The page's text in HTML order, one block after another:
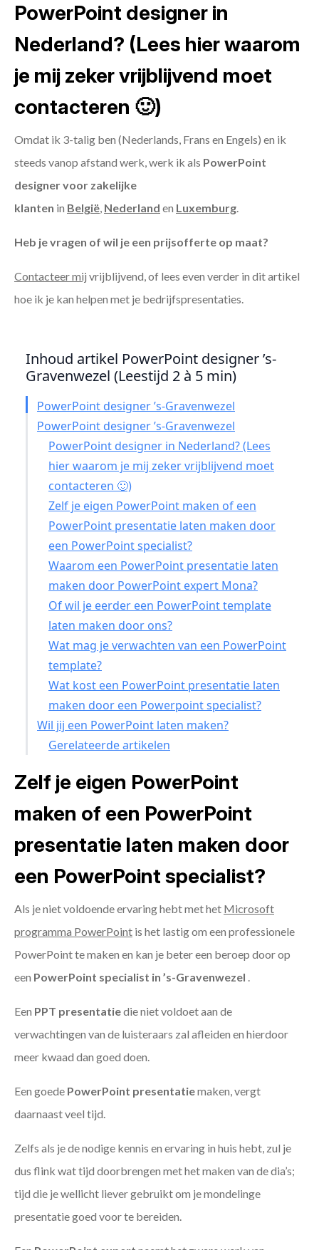
PowerPoint designer in
Nederland? (Lees hier waarom
je mij zeker vrijblijvend moet
contacteren 🙂)
Omdat ik 3-talig ben (Nederlands, Frans en Engels) en ik
steeds vanop afstand werk, werk ik als PowerPoint
designer voor zakelijke
klanten in België, Nederland en Luxemburg.
Heb je vragen of wil je een prijsofferte op maat?
Contacteer mij vrijblijvend, of lees even verder in dit artikel
hoe ik je kan helpen met je bedrijfspresentaties.
Inhoud artikel PowerPoint designer ’s-
Gravenwezel (Leestijd 2 à 5 min)
PowerPoint designer ’s-Gravenwezel
PowerPoint designer ’s-Gravenwezel
PowerPoint designer in Nederland? (Lees
hier waarom je mij zeker vrijblijvend moet
contacteren 🙂)
Zelf je eigen PowerPoint maken of een
PowerPoint presentatie laten maken door
een PowerPoint specialist?
Waarom een PowerPoint presentatie laten
maken door PowerPoint expert Mona?
Of wil je eerder een PowerPoint template
laten maken door ons?
Wat mag je verwachten van een PowerPoint
template?
Wat kost een PowerPoint presentatie laten
maken door een Powerpoint specialist?
Wil jij een PowerPoint laten maken?
Gerelateerde artikelen
Zelf je eigen PowerPoint
maken of een PowerPoint
presentatie laten maken door
een PowerPoint specialist?
Als je niet voldoende ervaring hebt met het Microsoft
programma PowerPoint is het lastig om een professionele
PowerPoint te maken en kan je beter een beroep door op
een PowerPoint specialist in ’s-Gravenwezel .
Een PPT presentatiedie niet voldoet aan de
verwachtingen van de luisteraars zal afleiden en hierdoor
meer kwaad dan goed doen.
Een goede PowerPoint presentatiemaken, vergt
daarnaast veel tijd.
Zelfs als je de nodige kennis en ervaring in huis hebt, zul je
dus flink wat tijd doorbrengen met het maken van de dia’s;
tijd die je wellicht liever gebruikt om je mondelinge
presentatie goed voor te bereiden.